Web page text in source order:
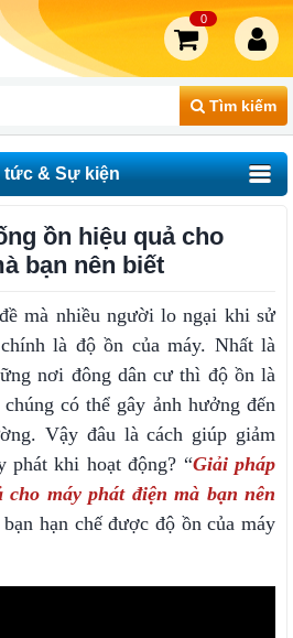
Tìm kiếm
0
tức & Sự kiện
ồn hiệu quả cho
bạn nên biết
mà nhiều người lo ngại khi sử
chính là độ ồn của máy. Nhất là
nơi đông dân cư thì độ ồn là
có thể gây ảnh hưởng đến
Vậy đâu là cách giúp giảm
phát khi hoạt động? “Giải pháp
cho máy phát điện mà bạn nên
hạn chế được độ ồn của máy